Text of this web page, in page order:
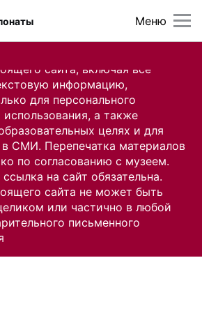
сайта, включая все
информацию,
для персонального
а также
целях и для
в СМИ. Перепечатка материалов
по согласованию с музеем.
на сайт обязательна.
сайта не может быть
или частично в любой
письменного
Меню